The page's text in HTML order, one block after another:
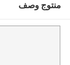
منتوج وصف